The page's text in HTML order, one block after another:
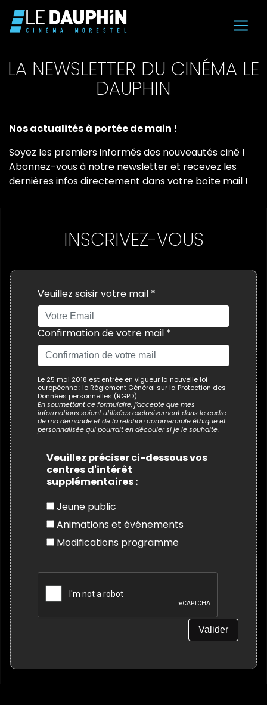
LA NEWSLETTER DU CINÉMA LE
DAUPHIN
Nos actualités à portée de main !
Soyez les premiers informés des nouveautés ciné !
Abonnez-vous à notre newsletter et recevez les
dernières infos directement dans votre boîte mail !
INSCRIVEZ-VOUS
Veuillez saisir votre mail *
Confirmation de votre mail *
Le 25 mai 2018 est entrée en vigueur la nouvelle loi
européenne : le Règlement Général sur la Protection des
Données personnelles (RGPD) :
En soumettant ce formulaire, j’accepte que mes
informations soient utilisées exclusivement dans le cadre
de ma demande et de la relation commerciale éthique et
personnalisée qui pourrait en découler si je le souhaite.
Veuillez préciser ci-dessous vos
centres d'intérêt
supplémentaires :
Jeune public
Animations et événements
Modifications programme